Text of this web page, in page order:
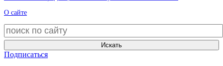
О сайте
Искать
Подписаться